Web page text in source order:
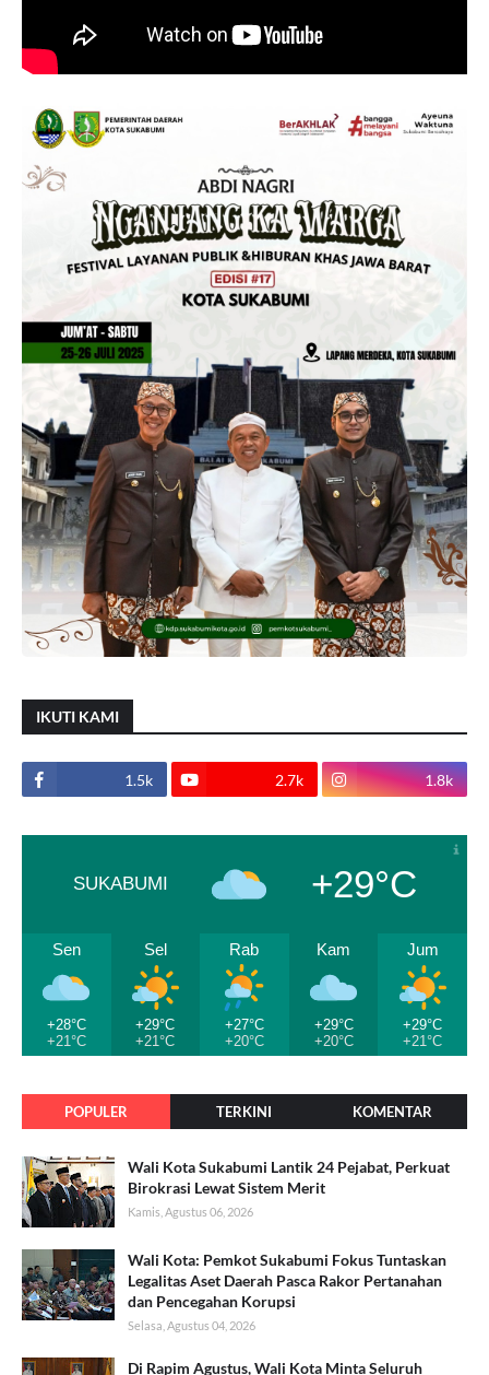
IKUTI KAMI
1.5k 2.7k 1.8k
SUKABUMI +29°C
Sen
+28°C
+21°C
Sel
+29°C
+21°C
Rab
+27°C
+20°C
Kam
+29°C
+20°C
Jum
+29°C
+21°C
POPULER TERKINI KOMENTAR
Wali Kota Sukabumi Lantik 24 Pejabat, Perkuat
Birokrasi Lewat Sistem Merit
Kamis, Agustus 06, 2026
Wali Kota: Pemkot Sukabumi Fokus Tuntaskan
Legalitas Aset Daerah Pasca Rakor Pertanahan
dan Pencegahan Korupsi
Selasa, Agustus 04, 2026
Di Rapim Agustus, Wali Kota Minta Seluruh